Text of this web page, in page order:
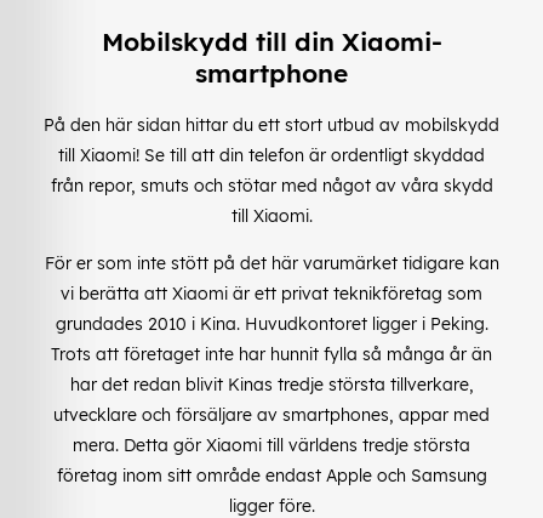
Mobilskydd till din Xiaomi-
smartphone
På den här sidan hittar du ett stort utbud av mobilskydd
till Xiaomi! Se till att din telefon är ordentligt skyddad
från repor, smuts och stötar med något av våra skydd
till Xiaomi.
För er som inte stött på det här varumärket tidigare kan
vi berätta att Xiaomi är ett privat teknikföretag som
grundades 2010 i Kina. Huvudkontoret ligger i Peking.
Trots att företaget inte har hunnit fylla så många år än
har det redan blivit Kinas tredje största tillverkare,
utvecklare och försäljare av smartphones, appar med
mera. Detta gör Xiaomi till världens tredje största
företag inom sitt område endast Apple och Samsung
ligger före.